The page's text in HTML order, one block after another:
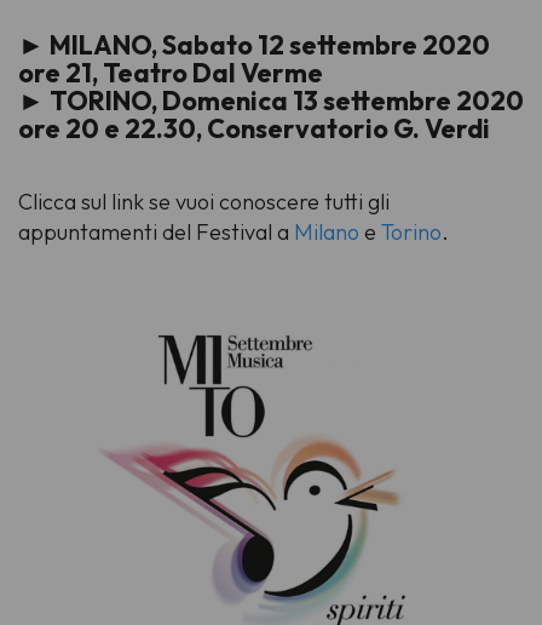
► MILANO, Sabato 12 settembre 2020
ore 21, Teatro Dal Verme
► TORINO, Domenica 13 settembre 2020
ore 20 e 22.30, Conservatorio G. Verdi
Clicca sul link se vuoi conoscere tutti gli
appuntamenti del Festival a Milano e Torino.